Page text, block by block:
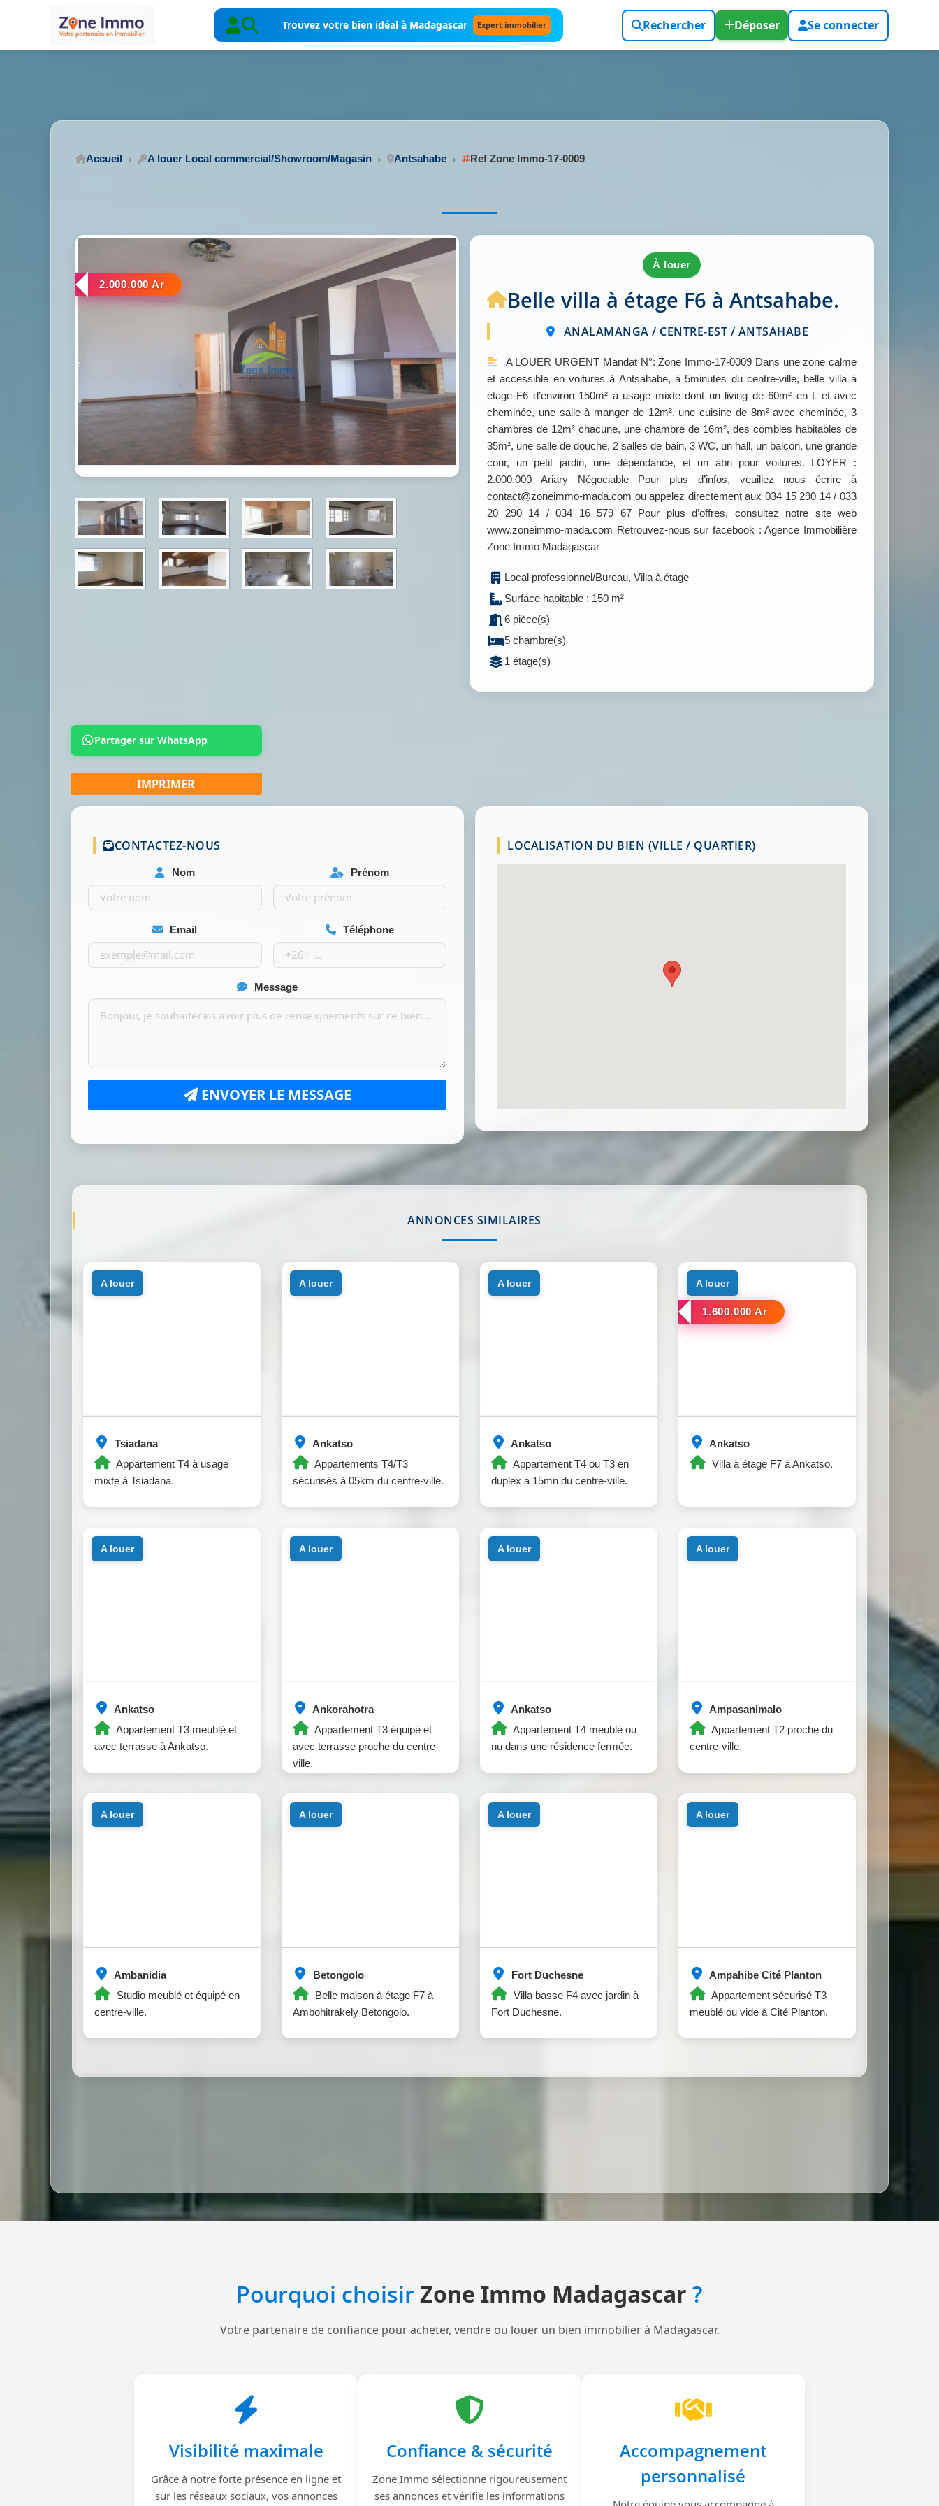
Trouvez votre bien idéal à Madagascar Expert immobilier Rechercher Déposer Se connecter
Accueil A louer Local commercial/Showroom/Magasin Antsahabe Ref Zone Immo-17-0009
2.000.000 Ar
à louer
Belle villa à étage F6 à Antsahabe.
ANALAMANGA / CENTRE-EST / ANTSAHABE
A LOUER URGENT Mandat N°: Zone Immo-17-0009 Dans une zone calme
et accessible en voitures à Antsahabe, à 5minutes du centre-ville, belle villa à
étage F6 d’environ 150m² à usage mixte dont un living de 60m² en L et avec
cheminée, une salle à manger de 12m², une cuisine de 8m² avec cheminée, 3
chambres de 12m² chacune, une chambre de 16m², des combles habitables de
35m², une salle de douche, 2 salles de bain, 3 WC, un hall, un balcon, une grande
cour, un petit jardin, une dépendance, et un abri pour voitures. LOYER :
2.000.000 Ariary Négociable Pour plus d’infos, veuillez nous écrire à
contact@zoneimmo-mada.com ou appelez directement aux 034 15 290 14 / 033
20 290 14 / 034 16 579 67 Pour plus d’offres, consultez notre site web
www.zoneimmo-mada.com Retrouvez-nous sur facebook : Agence Immobilière
Zone Immo Madagascar
Local professionnel/Bureau, Villa à étage
Surface habitable : 150 m²
6 pièce(s)
5 chambre(s)
1 étage(s)
Partager sur WhatsApp
CONTACTEZ-NOUS
Nom Prénom
Email Téléphone
Message
ENVOYER LE MESSAGE
LOCALISATION DU BIEN (VILLE / QUARTIER)
ANNONCES SIMILAIRES
Tsiadana
Appartement T4 à usage
mixte à Tsiadana.
a louer
Ankatso
Appartements T4/T3
sécurisés à 05km du centre-ville.
a louer
Ankatso
Appartement T4 ou T3 en
duplex à 15mn du centre-ville.
a louer
Ankatso
Villa à étage F7 à Ankatso.
a louer
1.600.000 Ar
Ankatso
Appartement T3 meublé et
avec terrasse à Ankatso.
a louer
Ankorahotra
Appartement T3 équipé et
avec terrasse proche du centre-
ville.
a louer
Ankatso
Appartement T4 meublé ou
nu dans une résidence fermée.
a louer
Ampasanimalo
Appartement T2 proche du
centre-ville.
a louer
Ambanidia
Studio meublé et équipé en
centre-ville.
a louer
Betongolo
Belle maison à étage F7 à
Ambohitrakely Betongolo.
a louer
Fort Duchesne
Villa basse F4 avec jardin à
Fort Duchesne.
a louer
Ampahibe Cité Planton
Appartement sécurisé T3
meublé ou vide à Cité Planton.
a louer
Pourquoi choisirZone Immo Madagascar ?
Votre partenaire de confiance pour acheter, vendre ou louer un bien immobilier à Madagascar.
Visibilité maximale
Grâce à notre forte présence en ligne et
sur les réseaux sociaux, vos annonces
Confiance & sécurité
Zone Immo sélectionne rigoureusement
ses annonces et vérifie les informations
Accompagnement
personnalisé